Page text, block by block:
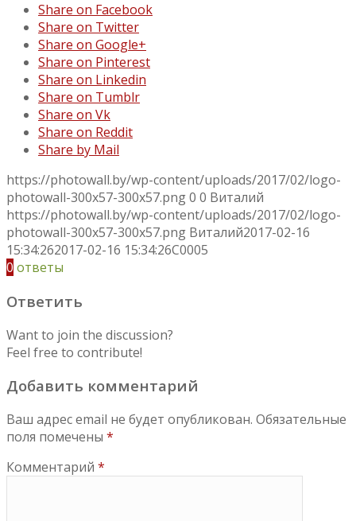
Share on Facebook
Share on Twitter
Share on Google+
Share on Pinterest
Share on Linkedin
Share on Tumblr
Share on Vk
Share on Reddit
Share by Mail
https://photowall.by/wp-content/uploads/2017/02/logo-
photowall-300x57-300x57.png0 0 Виталий
https://photowall.by/wp-content/uploads/2017/02/logo-
photowall-300x57-300x57.png Виталий2017-02-16
15:34:262017-02-16 15:34:26C0005
0 ответы
Ответить
Want to join the discussion?
Feel free to contribute!
Добавить комментарий
Ваш адрес email не будет опубликован. Обязательные
поля помечены *
Комментарий *